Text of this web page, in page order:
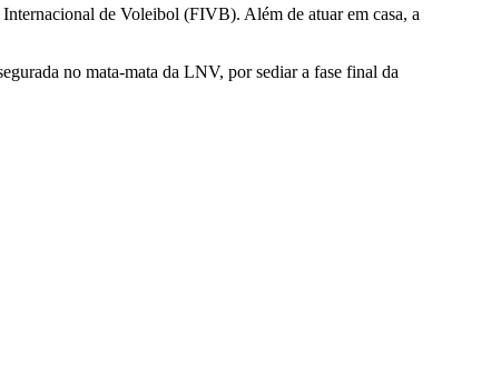
de Voleibol (FIVB). Além de atuar em casa, a
no mata-mata da LNV, por sediar a fase final da